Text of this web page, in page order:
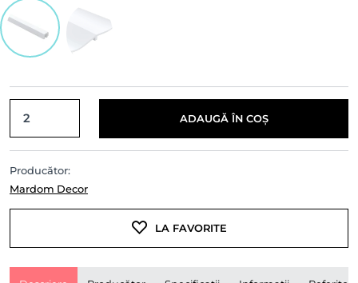
ADAUGĂ ÎN COȘ
Producător:
Mardom Decor
LA FAVORITE